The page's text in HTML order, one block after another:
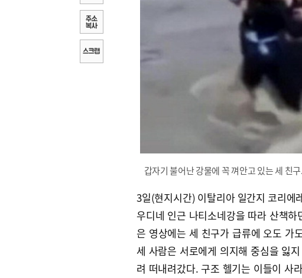
갑자기 불어난 강물에 꼭 껴안고 있는 세 친
3일(현지시간) 이탈리아 일간지 코리에
우디네 인근 나티소네강을 따라 산책
은 영상에는 세 친구가 급류에 오도 가
세 사람은 서로에게 의지해 중심을 잃
려 떠내려갔다. 구조 헬기는 이들이 사